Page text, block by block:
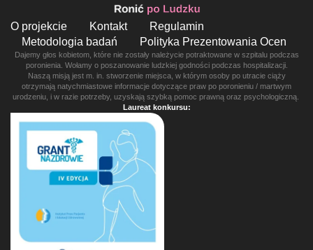
O projekcie Kontakt
Regulamin
Metodologia badań
Polityka Prezentowania Ocen
Dajemy głos kobietom, które nie zostały należycie potraktowane w szpitalu podczas
poronienia. Wołamy o poszanowanie ludzkiej godności podczas hospitalizacji.
Naszą misją jest m. in. stworzenie miejsca, w którym osoby po utracie ciąży
otrzymają natychmiastowe informacje dotyczące praw po poronieniu / martwym
urodzeniu, i w razie potrzeby, uzyskają szybką pomoc prawną oraz psychologiczną.
Laureat konkursu: